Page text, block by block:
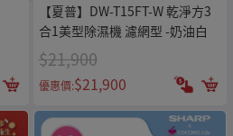
【夏普】DW-T15FT-W 乾淨方3
合1美型除濕機 濾網型 -奶油白
$21,900
優惠價:$21,900